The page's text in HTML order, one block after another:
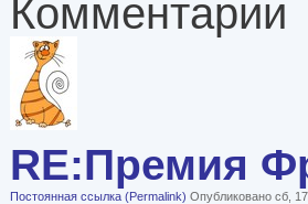
Комментарии
RE:Премия
Постоянная ссылка (Permalink) Опубликовано сб,